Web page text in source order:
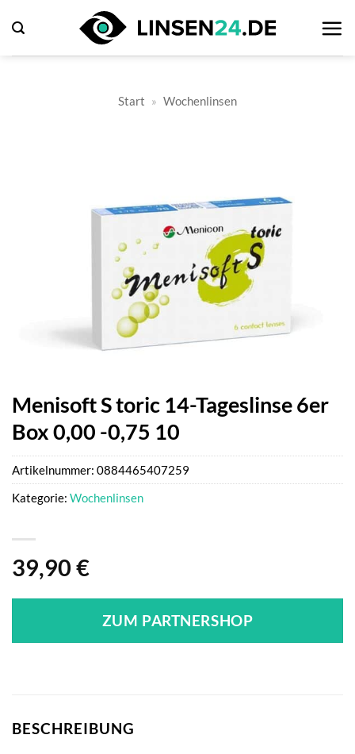
Inhalt
springen
Start » Wochenlinsen
Menisoft S toric 14-Tageslinse 6er
Box 0,00 -0,75 10
39,90 €
ZUM PARTNERSHOP
Artikelnummer: 0884465407259
Kategorie: Wochenlinsen
BESCHREIBUNG